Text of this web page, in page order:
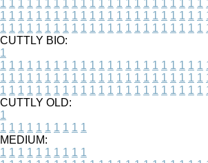
1 1 1 1 1 1 1 1 1 1 1 1 1 1 1 1 1 1 1 1 1 1 1
1 1 1 1 1 1 1 1 1 1 1 1 1 1 1 1 1 1 1 1 1 1 1
1 1 1 1 1 1 1 1 1 1 1 1 1 1 1 1 1 1 1 1 1 1 1
CUTTLY BIO:
1
1 1 1 1 1 1 1 1 1 1 1 1 1 1 1 1 1 1 1 1 1 1 1
1 1 1 1 1 1 1 1 1 1 1 1 1 1 1 1 1 1 1 1 1 1 1
1 1 1 1 1 1 1 1 1 1 1 1 1 1 1 1 1 1 1 1 1 1 1
CUTTLY OLD:
1
1 1 1 1 1 1 1 1 1 1
MEDIUM:
1 1 1 1 1 1 1 1 1 1